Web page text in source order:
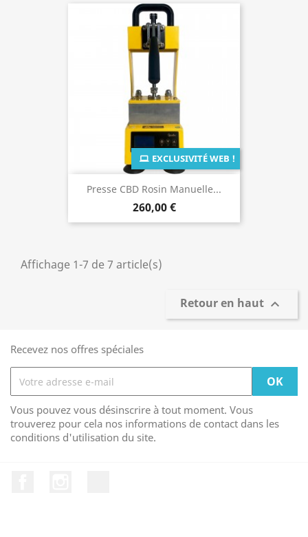
Presse CBD Rosin Manuelle...
260,00 €
EXCLUSIVITÉ WEB !
Affichage 1-7 de 7 article(s)
Retour en haut 
Recevez nos offres spéciales
Vous pouvez vous désinscrire à tout moment. Vous
trouverez pour cela nos informations de contact dans les
conditions d'utilisation du site.